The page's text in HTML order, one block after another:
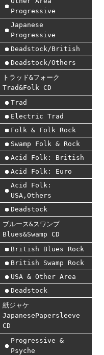
Progressive
Japanese
Progressive
Deadstock/British
Deadstock/Others
トラッド&フォーク
Trad&Folk CD
Trad
Electric Trad
Folk & Folk Rock
Swamp Folk & Rock
Acid Folk: British
Acid Folk: Euro
Acid Folk:
USA,Others
Deadstock
ブルース&スワンプ
Blues&Swamp CD
British Blues Rock
British Swamp Rock
USA & Other Area
Deadstock
紙ジャケ
JapanesePapersleeve
CD
Progressive &
Psyche